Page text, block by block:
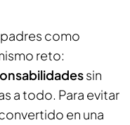
como
reto:
sin
a todo. Para evitar
en una